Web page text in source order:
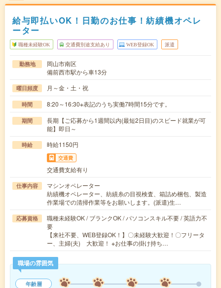
給与即払いOK！日勤のお仕事！紡績機オペレ
ーター
職種未経験OK 交通費別途支給あり WEB登録OK 派遣
勤務地
岡山市南区
備前西市駅から車13分
曜日頻度 月～金・土・祝
時間 8:20～16:30※表記のうち実働7時間15分です。
期間
長期【ご応募から1週間以内(最短2日目)のスピード就業が可
能】即日～
時給 時給1150円
交通費
交通費支給有り
仕事内容
マシンオペレーター
紡績機オペレーター、紡績糸の目視検査、箱詰め梱包、製造
作業場での清掃作業等をお願いします。(派遣)生…
応募資格
職種未経験OK / ブランクOK / パソコンスキル不要 / 英語力不
要
【来社不要、WEB登録OK！】〇未経験大歓迎！〇フリータ
ー、主婦(夫) 大歓迎！ ※お仕事の掛け持ち…
職場の雰囲気
年齢層